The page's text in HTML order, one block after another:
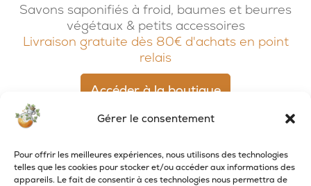
Gérer le consentement
Pour offrir les meilleures expériences, nous utilisons des technologies
telles que les cookies pour stocker et/ou accéder aux informations des
appareils. Le fait de consentir à ces technologies nous permettra de
Savons saponifiés à froid, baumes et beurres
végétaux & petits accessoires
Livraison gratuite dès 80€ d'achats en point
relais
Accéder à la boutique